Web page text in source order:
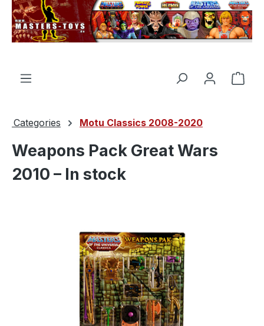
content
Categories Motu Classics 2008-2020
Weapons Pack Great Wars
2010 – In stock